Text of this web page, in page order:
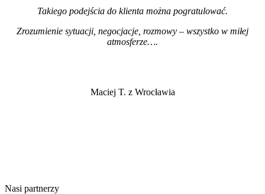
Takiego podejścia do klienta można pogratulować.
Zrozumienie sytuacji, negocjacje, rozmowy – wszystko w miłej
atmosferze….
Maciej T. z Wrocławia
Nasi partnerzy